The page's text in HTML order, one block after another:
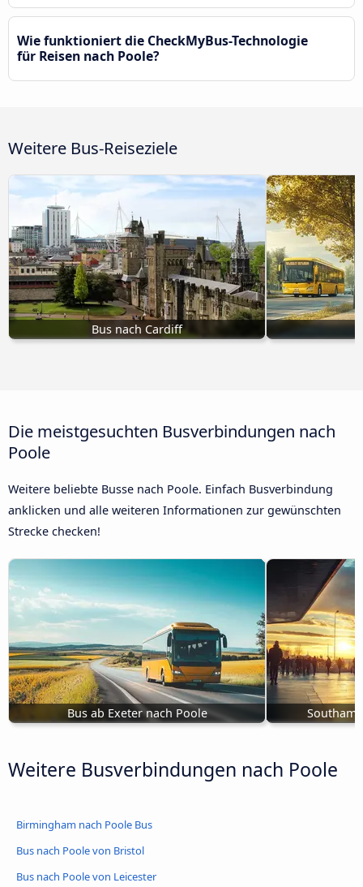
Wie funktioniert die CheckMyBus-Technologie
für Reisen nach Poole?
Weitere Bus-Reiseziele
Bus nach Cardiff
Die meistgesuchten Busverbindungen nach
Poole
Weitere beliebte Busse nach Poole. Einfach Busverbindung
anklicken und alle weiteren Informationen zur gewünschten
Strecke checken!
Bus ab Exeter nach Poole
Weitere Busverbindungen nach Poole
Birmingham nach Poole Bus
Bus nach Poole von Bristol
Bus nach Poole von Leicester